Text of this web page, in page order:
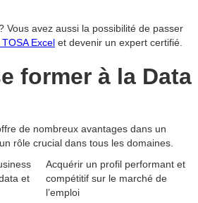
Vous avez aussi la possibilité de passer
Excel et devenir un expert certifié.
former à la Data
de nombreux avantages dans un
rôle crucial dans tous les domaines.
et
Acquérir un profil performant et
compétitif sur le marché de
l’emploi